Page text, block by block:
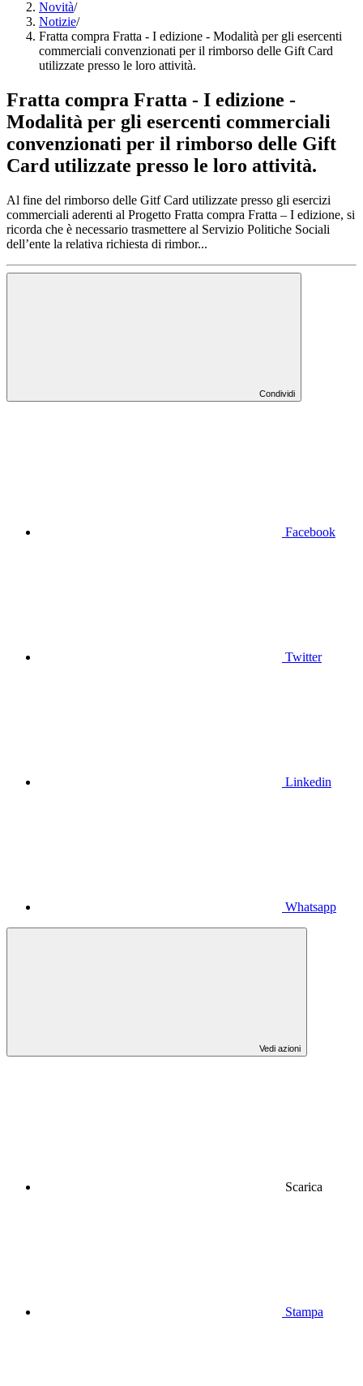
Novità/
Notizie/
Fratta compra Fratta - I edizione - Modalità per gli esercenti
commerciali convenzionati per il rimborso delle Gift Card
utilizzate presso le loro attività.
Fratta compra Fratta - I edizione -
Modalità per gli esercenti commerciali
convenzionati per il rimborso delle Gift
Card utilizzate presso le loro attività.
Al fine del rimborso delle Gitf Card utilizzate presso gli esercizi
commerciali aderenti al Progetto Fratta compra Fratta – I edizione, si
ricorda che è necessario trasmettere al Servizio Politiche Sociali
dell’ente la relativa richiesta di rimbor...
Condividi
Facebook
Twitter
Linkedin
Whatsapp
Vedi azioni
Scarica
Stampa